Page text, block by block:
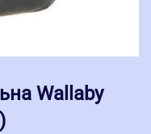
Wallaby